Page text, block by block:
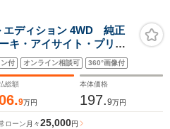
ディション 4WD 純正
キ・アイサイト・プリク
ート・シートヒーター・
・車線逸脱警報・後方コ
ライブレコーダー
付 オンライン相談可 360°画像付
総額
9万円
本体価格
197.9万円
ローン 月々25,000円